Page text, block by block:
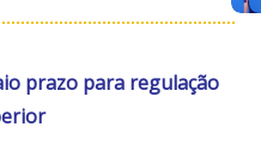
prazo para regulação